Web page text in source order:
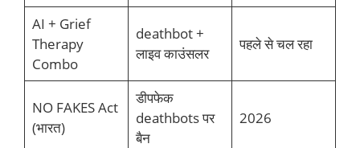
AI + Grief
Therapy
Combo
deathbot +
लाइव काउंसलर
पहले से चल रहा
NO FAKES Act
(भारत)
डीपफेक
deathbots पर
बैन
2026